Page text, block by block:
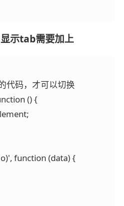
示tab需要加上
代码，才可以切换
() {
function (data) {